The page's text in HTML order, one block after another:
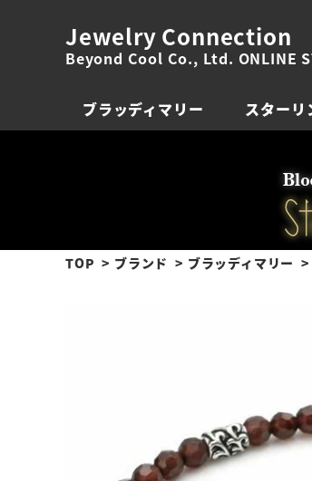
Jewelry Connection
Beyond Cool Co., Ltd. ONLINE
ブラッディマリー スターリ
TOP ブランド ブラッディマリー